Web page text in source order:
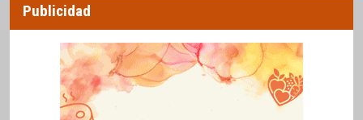
Publicidad